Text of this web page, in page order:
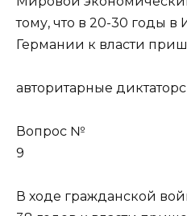
тому, что в 20-30 годы в
Германии к власти
авторитарные
Вопрос №
9
В ходе гражданской